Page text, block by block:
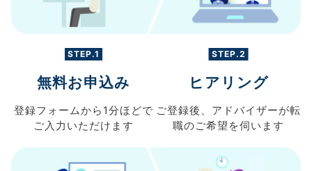
STEP.1
無料お申込み
登録フォームから 1分ほどで
ご入力 いただけます
STEP.2
ヒアリング
ご登録後、 アドバイザーが転
職のご希望を伺います